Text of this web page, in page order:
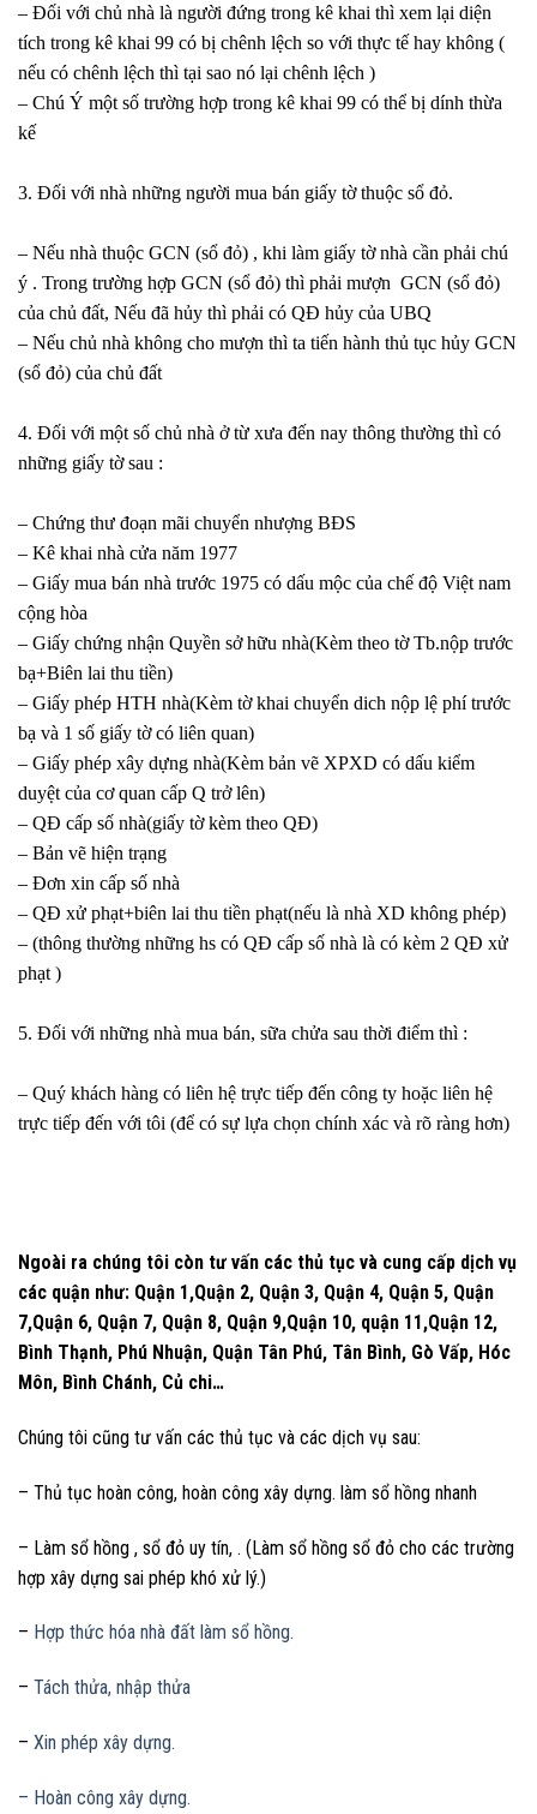
– Đối với chủ nhà là người đứng trong kê khai thì xem lại diện
tích trong kê khai 99 có bị chênh lệch so với thực tế hay không (
nếu có chênh lệch thì tại sao nó lại chênh lệch )
– Chú Ý một số trường hợp trong kê khai 99 có thể bị dính thừa
kế
3. Đối với nhà những người mua bán giấy tờ thuộc sổ đỏ.
– Nếu nhà thuộc GCN (sổ đỏ) , khi làm giấy tờ nhà cần phải chú
ý . Trong trường hợp GCN (sổ đỏ) thì phải mượn GCN (sổ đỏ)
của chủ đất, Nếu đã hủy thì phải có QĐ hủy của UBQ
– Nếu chủ nhà không cho mượn thì ta tiến hành thủ tục hủy GCN
(sổ đỏ) của chủ đất
4. Đối với một số chủ nhà ở từ xưa đến nay thông thường thì có
những giấy tờ sau :
– Chứng thư đoạn mãi chuyển nhượng BĐS
– Kê khai nhà cửa năm 1977
– Giấy mua bán nhà trước 1975 có dấu mộc của chế độ Việt nam
cộng hòa
– Giấy chứng nhận Quyền sở hữu nhà(Kèm theo tờ Tb.nộp trước
bạ+Biên lai thu tiền)
– Giấy phép HTH nhà(Kèm tờ khai chuyển dich nộp lệ phí trước
bạ và 1 số giấy tờ có liên quan)
– Giấy phép xây dựng nhà(Kèm bản vẽ XPXD có dấu kiểm
duyệt của cơ quan cấp Q trở lên)
– QĐ cấp số nhà(giấy tờ kèm theo QĐ)
– Bản vẽ hiện trạng
– Đơn xin cấp số nhà
– QĐ xử phạt+biên lai thu tiền phạt(nếu là nhà XD không phép)
– (thông thường những hs có QĐ cấp số nhà là có kèm 2 QĐ xử
phạt )
5. Đối với những nhà mua bán, sữa chửa sau thời điểm thì :
– Quý khách hàng có liên hệ trực tiếp đến công ty hoặc liên hệ
trực tiếp đến với tôi (để có sự lựa chọn chính xác và rõ ràng hơn)
Ngoài ra chúng tôi còn tư vấn các thủ tục và cung cấp dịch vụ
các quận như: Quận 1,Quận 2, Quận 3, Quận 4, Quận 5, Quận
7,Quận 6, Quận 7, Quận 8, Quận 9,Quận 10, quận 11,Quận 12,
Bình Thạnh, Phú Nhuận, Quận Tân Phú, Tân Bình, Gò Vấp, Hóc
Môn, Bình Chánh, Củ chi…
Chúng tôi cũng tư vấn các thủ tục và các dịch vụ sau:
– Thủ tục hoàn công, hoàn công xây dựng. làm sổ hồng nhanh
– Làm sổ hồng , sổ đỏ uy tín, . (Làm sổ hồng sổ đỏ cho các trường
hợp xây dựng sai phép khó xử lý.)
– Hợp thức hóa nhà đất làm sổ hồng.
– Tách thửa, nhập thửa
– Xin phép xây dựng.
– Hoàn công xây dựng.